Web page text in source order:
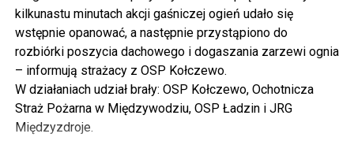
Chciałbym podziękować Panu Premierowi za to jak
osobiście pilnował powstania tej inwestycji. Cieszymy
się, że turyści również korzystają z tunelu, cieszymy się,
że wśród tych 4 milionów samochodów, które
przejechały już otwartym tunelem w Świnoujściu,
przyjechało tutaj do nas tak wielu turystów z zagranicy
– powiedział Wiceprezes PiS Joachim Brudziński w
kilkunastu minutach akcji gaśniczej ogień udało się
wstępnie opanować, a następnie przystąpiono do
rozbiórki poszycia dachowego i dogaszania zarzewi ognia
– informują strażacy z OSP Kołczewo.
W działaniach udział brały: OSP Kołczewo, Ochotnicza
Straż Pożarna w Międzywodziu, OSP Ładzin i JRG
Międzyzdroje.